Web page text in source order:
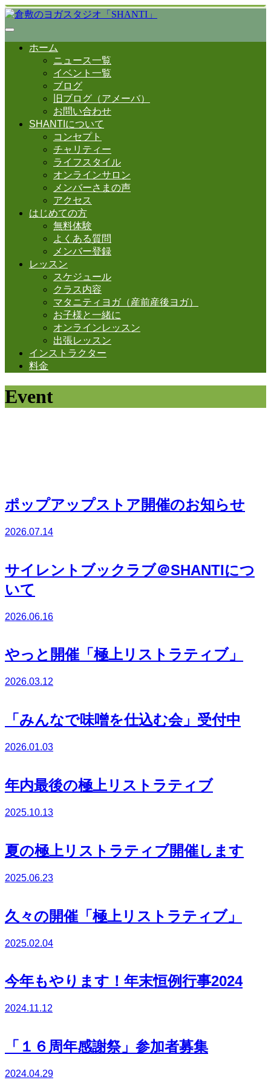
ホーム
ニュース一覧
イベント一覧
ブログ
旧ブログ（アメーバ）
お問い合わせ
SHANTIについて
コンセプト
チャリティー
ライフスタイル
オンラインサロン
メンバーさまの声
アクセス
はじめての方
無料体験
よくある質問
メンバー登録
レッスン
スケジュール
クラス内容
マタニティヨガ（産前産後ヨガ）
お子様と一緒に
オンラインレッスン
出張レッスン
インストラクター
料金
Event
ポップアップストア開催のお知らせ
2026.07.14
サイレントブックラブ＠SHANTIにつ
いて
2026.06.16
やっと開催「極上リストラティブ」
2026.03.12
「みんなで味噌を仕込む会」受付中
2026.01.03
年内最後の極上リストラティブ
2025.10.13
夏の極上リストラティブ開催します
2025.06.23
久々の開催「極上リストラティブ」
2025.02.04
今年もやります！年末恒例行事2024
2024.11.12
「１６周年感謝祭」参加者募集
2024.04.29